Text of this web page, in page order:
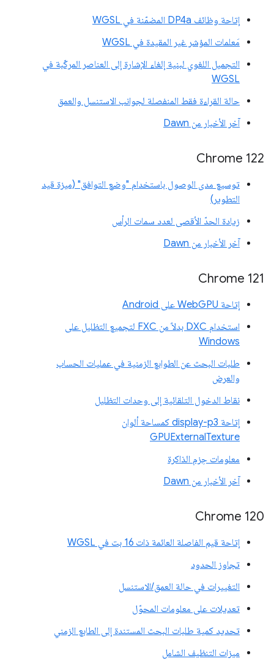
إتاحة وظائف DP4a المضمّنة في WGSL
مَعلمات المؤشر غير المقيدة في WGSL
التجميل اللغوي لبنية إلغاء الإشارة إلى العناصر المركّبة في
WGSL
حالة القراءة فقط المنفصلة لجوانب الاستنسل والعمق
آخر الأخبار من Dawn
‫Chrome 122
توسيع مدى الوصول باستخدام "وضع التوافق" (ميزة قيد
التطوير)
زيادة الحدّ الأقصى لعدد سمات الرأس
آخر الأخبار من Dawn
Chrome 121
إتاحة WebGPU على Android
استخدام DXC بدلاً من FXC لتجميع التظليل على
Windows
طلبات البحث عن الطوابع الزمنية في عمليات الحساب
والعرض
نقاط الدخول التلقائية إلى وحدات التظليل
إتاحة display-p3 كمساحة ألوان
GPUExternalTexture
معلومات حِزم الذاكرة
آخر الأخبار من Dawn
‫Chrome 120
إتاحة قيم الفاصلة العائمة ذات 16 بت في WGSL
تجاوز الحدود
التغييرات في حالة العمق/الاستنسل
تعديلات على معلومات المحوّل
تحديد كمية طلبات البحث المستندة إلى الطابع الزمني
ميزات التنظيف الشامل